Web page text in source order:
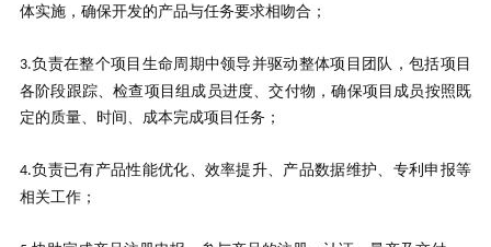
体实施，确保开发的产品与任务要求相吻合；
3.负责在整个项目生命周期中领导并驱动整体项目团队，包括项目
各阶段跟踪、检查项目组成员进度、交付物，确保项目成员按照既
定的质量、时间、成本完成项目任务；
4.负责已有产品性能优化、效率提升、产品数据维护、专利申报等
相关工作；